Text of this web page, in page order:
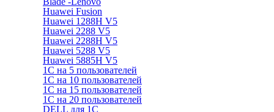
Huawei Fusion
Huawei 1288H V5
Huawei 2288 V5
Huawei 2288H V5
Huawei 5288 V5
Huawei 5885H V5
1С на 5 пользователей
1С на 10 пользователей
1С на 15 пользователей
1С на 20 пользователей
DELL для 1С